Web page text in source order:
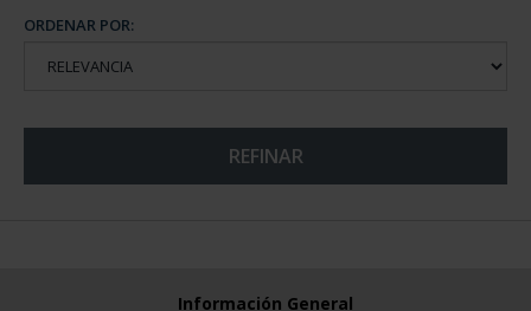
ORDENAR POR:
REFINAR
Información General